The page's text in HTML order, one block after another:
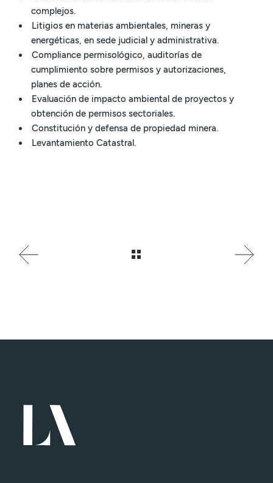
complejos.
Litigios en materias ambientales, mineras y
energéticas, en sede judicial y administrativa.
Compliance permisológico, auditorías de
cumplimiento sobre permisos y autorizaciones,
planes de acción.
Evaluación de impacto ambiental de proyectos y
obtención de permisos sectoriales.
Constitución y defensa de propiedad minera.
Levantamiento Catastral.